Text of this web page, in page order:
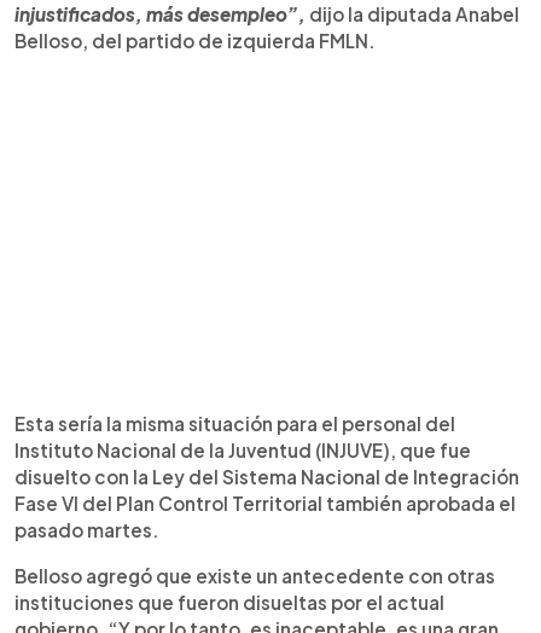
injustificados, más desempleo”, dijo la diputada Anabel
Belloso, del partido de izquierda FMLN.
Esta sería la misma situación para el personal del
Instituto Nacional de la Juventud (INJUVE), que fue
disuelto con la Ley del Sistema Nacional de Integración
Fase VI del Plan Control Territorial también aprobada el
pasado martes.
Belloso agregó que existe un antecedente con otras
instituciones que fueron disueltas por el actual
gobierno. “Y por lo tanto, es inaceptable, es una gran